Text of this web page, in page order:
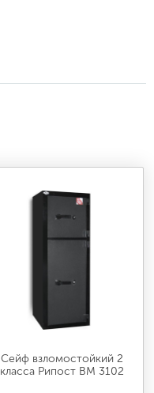
Сейф взломостойкий 2
класса Рипост ВМ 3102